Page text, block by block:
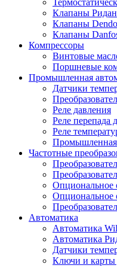
Клапаны Ридан
Клапаны
Клапаны
Компрессоры
Винтовые
Поршневые
Промышленная
Датчики
Реле давления
Реле перепада
Реле
Частотные
Опциональное
Опциональное
Автоматика
Автоматика
Автоматика
Датчики
Ключи и карты